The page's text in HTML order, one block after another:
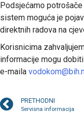
Podsjećamo
sistem moguća je
direktnih radova na
Korisnicima
informacije mogu
e-maila
PRETHODNI
Servisna informacija